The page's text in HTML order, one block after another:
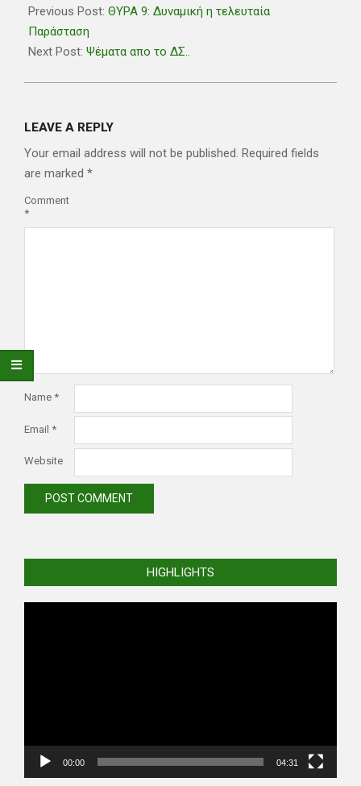
06-
04
Previous Post: ΘΥΡΑ 9: Δυναμική η τελευταία
Παράσταση
Next Post: Ψέματα απο το ΔΣ..
LEAVE A REPLY
Your email address will not be published. Required fields
are marked *
Comment
*
Name *
Email *
Website
HIGHLIGHTS
00:00 04:31